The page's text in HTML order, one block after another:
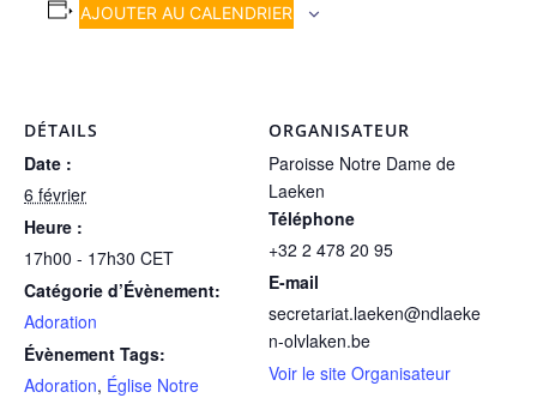
AJOUTER AU CALENDRIER
DÉTAILS
Date :
6 février
Heure :
17h00 - 17h30 CET
Catégorie d’Évènement:
Adoration
Évènement Tags:
Adoration, Église Notre
ORGANISATEUR
Paroisse Notre Dame de
Laeken
Téléphone
+32 2 478 20 95
E-mail
secretariat.laeken@ndlaeke
n-olvlaken.be
Voir le site Organisateur